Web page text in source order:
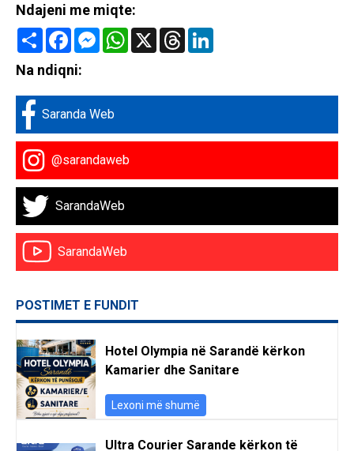
Ndajeni me miqte:
Share FacebookMessenger
WhatsApp
X Threads
Na ndiqni:
Saranda Web
@sarandaweb
SarandaWeb
SarandaWeb
POSTIMET E FUNDIT
Hotel Olympia në Sarandë kërkon
Kamarier dhe Sanitare
Lexoni më shumë
Ultra Courier Sarande kërkon të